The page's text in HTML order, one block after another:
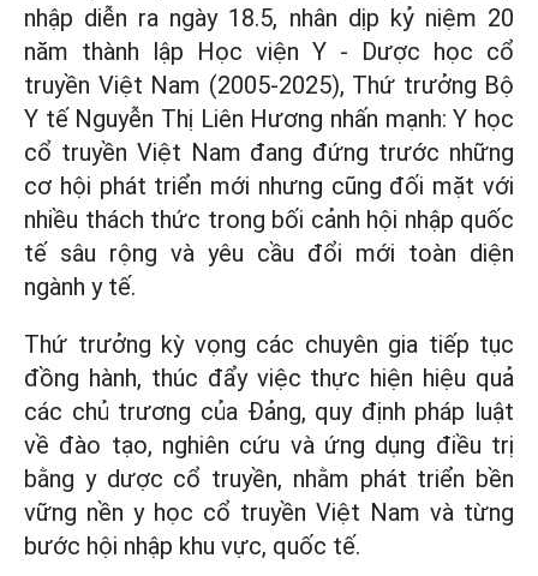
nhập diễn ra ngày 18.5, nhân dịp kỷ niệm 20
năm thành lập Học viện Y - Dược học cổ
truyền Việt Nam (2005-2025), Thứ trưởng Bộ
Y tế Nguyễn Thị Liên Hương nhấn mạnh: Y học
cổ truyền Việt Nam đang đứng trước những
cơ hội phát triển mới nhưng cũng đối mặt với
nhiều thách thức trong bối cảnh hội nhập quốc
tế sâu rộng và yêu cầu đổi mới toàn diện
ngành y tế.
Thứ trưởng kỳ vọng các chuyên gia tiếp tục
đồng hành, thúc đẩy việc thực hiện hiệu quả
các chủ trương của Đảng, quy định pháp luật
về đào tạo, nghiên cứu và ứng dụng điều trị
bằng y dược cổ truyền, nhằm phát triển bền
vững nền y học cổ truyền Việt Nam và từng
bước hội nhập khu vực, quốc tế.